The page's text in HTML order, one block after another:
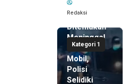
Redaksi
Kategori 1
Royal
Phone
Ditemukan
Meninggal
di Dalam
Mobil,
Polisi
Selidiki